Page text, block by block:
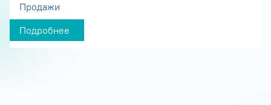
Продажи
Подробнее